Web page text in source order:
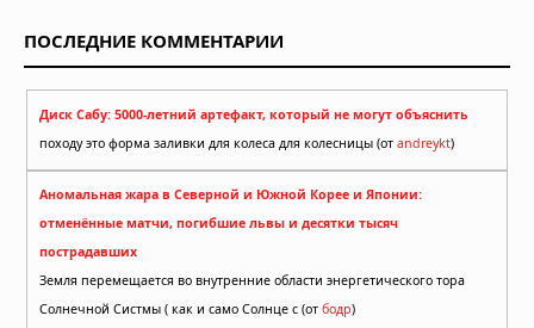
ПОСЛЕДНИЕ КОММЕНТАРИИ
Диск Сабу: 5000-летний артефакт, который не могут объяснить
походу это форма заливки для колеса для колесницы (от andreykt)
Аномальная жара в Северной и Южной Корее и Японии:
отменённые матчи, погибшие львы и десятки тысяч
пострадавших
Земля перемещается во внутренние области энергетического тора
Солнечной Систмы ( как и само Солнце с (от бодр)